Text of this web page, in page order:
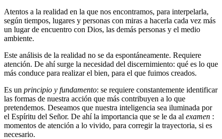
Atentos a la realidad en la que nos encontramos, para interpelarla,
según tiempos, lugares y personas con miras a hacerla cada vez más
un lugar de encuentro con Dios, las demás personas y el medio
ambiente.
Este análisis de la realidad no se da espontáneamente. Requiere
atención. De ahí surge la necesidad del discernimiento: qué es lo que
más conduce para realizar el bien, para el que fuimos creados.
Es un principio y fundamento: se requiere constantemente identificar
las formas de nuestra acción que más contribuyen a lo que
pretendemos. Deseamos que nuestra inteligencia sea iluminada por
el Espíritu del Señor. De ahí la importancia que se le da al examen :
momentos de atención a lo vivido, para corregir la trayectoria, si es
necesario.